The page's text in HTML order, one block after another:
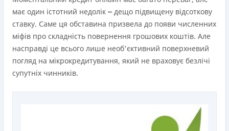
має один істотний недолік – дещо підвищену відсоткову
ставку. Саме ця обставина призвела до появи численних
міфів про складність повернення грошових коштів. Але
насправді це всього лише необ'єктивний поверхневий
погляд на мікрокредитування, який не враховує безлічі
супутніх чинників.